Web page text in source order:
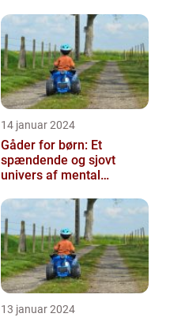
14 januar 2024
Gåder for børn: Et
spændende og sjovt
univers af mental
13 januar 2024